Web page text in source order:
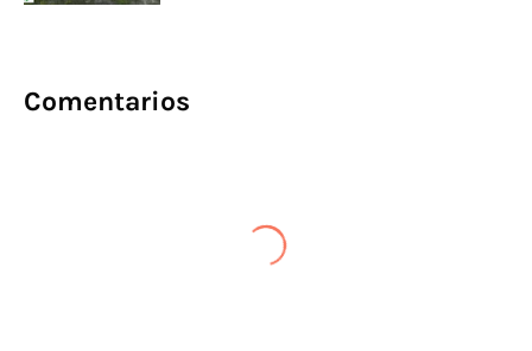
Comentarios